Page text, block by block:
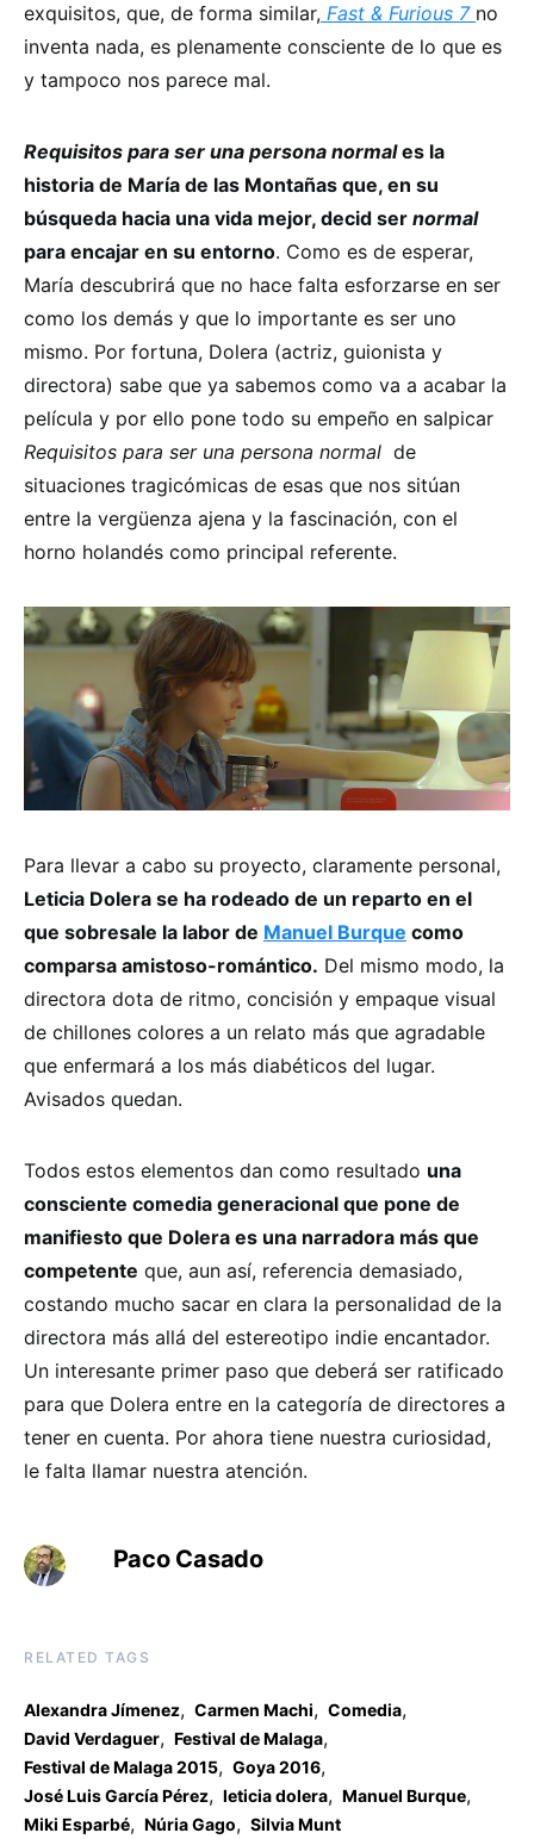
exquisitos, que, de forma similar, Fast & Furious 7 no
inventa nada, es plenamente consciente de lo que es
y tampoco nos parece mal.
Requisitos para ser una persona normales la
historia de María de las Montañas que, en su
búsqueda hacia una vida mejor, decid ser normal
para encajar en su entorno. Como es de esperar,
María descubrirá que no hace falta esforzarse en ser
como los demás y que lo importante es ser uno
mismo. Por fortuna, Dolera (actriz, guionista y
directora) sabe que ya sabemos como va a acabar la
película y por ello pone todo su empeño en salpicar
Requisitos para ser una persona normal de
situaciones tragicómicas de esas que nos sitúan
entre la vergüenza ajena y la fascinación, con el
horno holandés como principal referente.
Para llevar a cabo su proyecto, claramente personal,
Leticia Dolera se ha rodeado de un reparto en el
que sobresale la labor de Manuel Burque como
comparsa amistoso-romántico. Del mismo modo, la
directora dota de ritmo, concisión y empaque visual
de chillones colores a un relato más que agradable
que enfermará a los más diabéticos del lugar.
Avisados quedan.
Todos estos elementos dan como resultado una
consciente comedia generacional que pone de
manifiesto que Dolera es una narradora más que
competente que, aun así, referencia demasiado,
costando mucho sacar en clara la personalidad de la
directora más allá del estereotipo indie encantador.
Un interesante primer paso que deberá ser ratificado
para que Dolera entre en la categoría de directores a
tener en cuenta. Por ahora tiene nuestra curiosidad,
le falta llamar nuestra atención.
Paco Casado
RELATED TAGS
Alexandra Jímenez, Carmen Machi, Comedia,
David Verdaguer, Festival de Malaga,
Festival de Malaga 2015, Goya 2016,
José Luis García Pérez, leticia dolera, Manuel Burque,
Miki Esparbé, Núria Gago, Silvia Munt